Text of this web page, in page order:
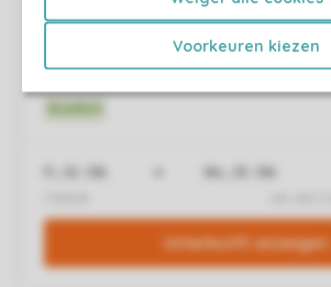
Voorkeuren kiezen